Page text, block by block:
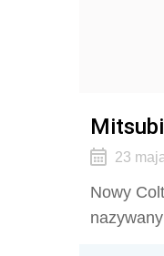
23
Nowy